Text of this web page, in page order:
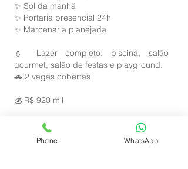
✨ Sol da manhã
✨ Portaria presencial 24h
✨ Marcenaria planejada
💧 Lazer completo: piscina, salão
gourmet, salão de festas e playground.
🚗 2 vagas cobertas
💰 R$ 920 mil
📲 Agende sua visita e venha conhecer
seu novo lar!
Phone WhatsApp